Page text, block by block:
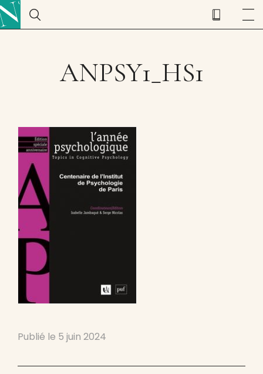
ANPSY1_HS1
Publié le 5 juin 2024